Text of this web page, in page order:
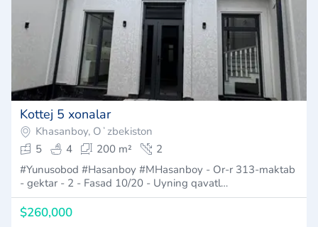
Kottej 5 xonalar
Khasanboy, Oʻzbekiston
5
4 200 m²
2
#Yunusobod #Hasanboy #MHasanboy - Or-r 313-maktab
- gektar - 2 - Fasad 10/20 - Uyning qavatl…
$260,000